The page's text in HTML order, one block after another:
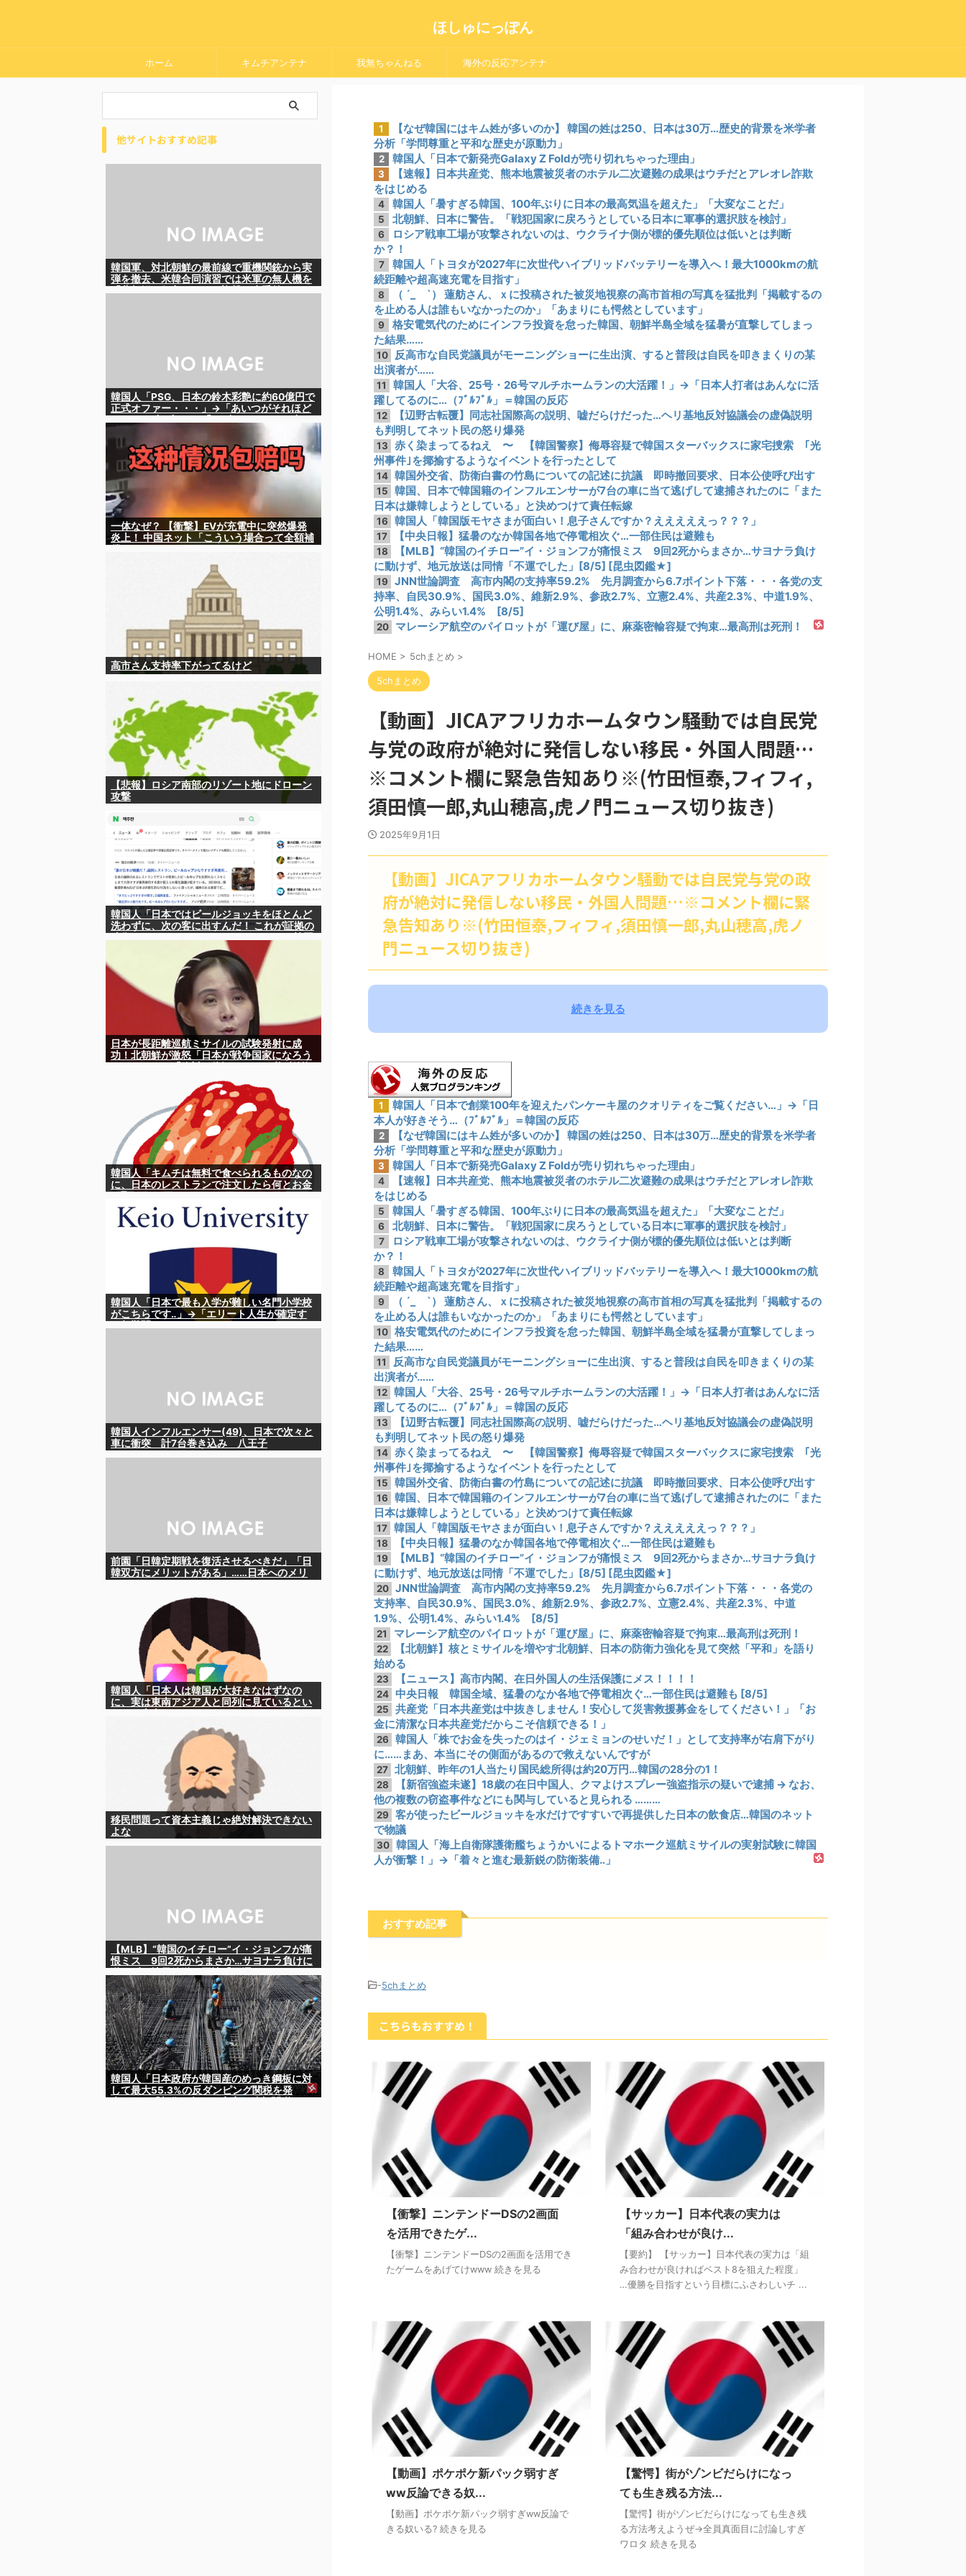
ほしゅにっぽん
ホーム キムチアンテナ 我無ちゃんねる 海外の反応アンテナ
1
【なぜ韓国にはキム姓が多いのか】 韓国の姓は250、日本は30万…歴史的背景を米学者
分析「学問尊重と平和な歴史が原動力」
2 韓国人「日本で新発売Galaxy Z Foldが売り切れちゃった理由」
3
【速報】日本共産党、熊本地震被災者のホテル二次避難の成果はウチだとアレオレ詐欺
をはじめる
4 韓国人「暑すぎる韓国、100年ぶりに日本の最高気温を超えた」「大変なことだ」
5 北朝鮮、日本に警告。「戦犯国家に戻ろうとしている日本に軍事的選択肢を検討」
6
ロシア戦車工場が攻撃されないのは、ウクライナ側が標的優先順位は低いとは判断
か？！
7
韓国人「トヨタが2027年に次世代ハイブリッドバッテリーを導入へ！最大1000kmの航
続距離や超高速充電を目指す」
8
（ ´_ゝ`） 蓮舫さん、ｘに投稿された被災地視察の高市首相の写真を猛批判「掲載するの
を止める人は誰もいなかったのか」「あまりにも愕然としています」
9
格安電気代のためにインフラ投資を怠った韓国、朝鮮半島全域を猛暑が直撃してしまっ
た結果……
10
反高市な自民党議員がモーニングショーに生出演、すると普段は自民を叩きまくりの某
出演者が……
11
韓国人「大谷、25号・26号マルチホームランの大活躍！」→「日本人打者はあんなに活
躍してるのに…（ﾌﾞﾙﾌﾞﾙ」＝韓国の反応
12
【辺野古転覆】同志社国際高の説明、嘘だらけだった…ヘリ基地反対協議会の虚偽説明
も判明してネット民の怒り爆発
13
赤く染まってるねえ 〜 【韓国警察】侮辱容疑で韓国スターバックスに家宅捜索 ｢光
州事件｣を揶揄するようなイベントを行ったとして
14 韓国外交省、防衛白書の竹島についての記述に抗議 即時撤回要求、日本公使呼び出す
15
韓国、日本で韓国籍のインフルエンサーが7台の車に当て逃げして逮捕されたのに「また
日本は嫌韓しようとしている」と決めつけて責任転嫁
16 韓国人「韓国版モヤさまが面白い！息子さんですか？えええええっ？？？」
17 【中央日報】猛暑のなか韓国各地で停電相次ぐ…一部住民は避難も
18
【MLB】“韓国のイチロー”イ・ジョンフが痛恨ミス 9回2死からまさか…サヨナラ負け
に動けず、地元放送は同情「不運でした」[8/5] [昆虫図鑑★]
19
JNN世論調査 高市内閣の支持率59.2% 先月調査から6.7ポイント下落・・・各党の支
持率、自民30.9%、国民3.0%、維新2.9%、参政2.7%、立憲2.4%、共産2.3%、中道1.9%、
公明1.4%、みらい1.4% [8/5]
20 マレーシア航空のパイロットが「運び屋」に、麻薬密輸容疑で拘束…最高刑は死刑！
HOME > 5chまとめ >
5chまとめ
【動画】JICAアフリカホームタウン騒動では自民党
与党の政府が絶対に発信しない移民・外国人問題…
※コメント欄に緊急告知あり※(竹田恒泰,フィフィ,
須田慎一郎,丸山穂高,虎ノ門ニュース切り抜き)
2025年9月1日
【動画】JICAアフリカホームタウン騒動では自民党与党の政
府が絶対に発信しない移民・外国人問題…※コメント欄に緊
急告知あり※(竹田恒泰,フィフィ,須田慎一郎,丸山穂高,虎ノ
門ニュース切り抜き)
続きを見る
1
韓国人「日本で創業100年を迎えたパンケーキ屋のクオリティをご覧ください…」→「日
本人が好きそう…（ﾌﾞﾙﾌﾞﾙ」＝韓国の反応
2
【なぜ韓国にはキム姓が多いのか】 韓国の姓は250、日本は30万…歴史的背景を米学者
分析「学問尊重と平和な歴史が原動力」
3 韓国人「日本で新発売Galaxy Z Foldが売り切れちゃった理由」
4
【速報】日本共産党、熊本地震被災者のホテル二次避難の成果はウチだとアレオレ詐欺
をはじめる
5 韓国人「暑すぎる韓国、100年ぶりに日本の最高気温を超えた」「大変なことだ」
6 北朝鮮、日本に警告。「戦犯国家に戻ろうとしている日本に軍事的選択肢を検討」
7
ロシア戦車工場が攻撃されないのは、ウクライナ側が標的優先順位は低いとは判断
か？！
8
韓国人「トヨタが2027年に次世代ハイブリッドバッテリーを導入へ！最大1000kmの航
続距離や超高速充電を目指す」
9
（ ´_ゝ`） 蓮舫さん、ｘに投稿された被災地視察の高市首相の写真を猛批判「掲載するの
を止める人は誰もいなかったのか」「あまりにも愕然としています」
10 格安電気代のためにインフラ投資を怠った韓国、朝鮮半島全域を猛暑が直撃してしまっ
た結果……
11
反高市な自民党議員がモーニングショーに生出演、すると普段は自民を叩きまくりの某
出演者が……
12 韓国人「大谷、25号・26号マルチホームランの大活躍！」→「日本人打者はあんなに活
躍してるのに…（ﾌﾞﾙﾌﾞﾙ」＝韓国の反応
13
【辺野古転覆】同志社国際高の説明、嘘だらけだった…ヘリ基地反対協議会の虚偽説明
も判明してネット民の怒り爆発
14 赤く染まってるねえ 〜 【韓国警察】侮辱容疑で韓国スターバックスに家宅捜索 ｢光
州事件｣を揶揄するようなイベントを行ったとして
15 韓国外交省、防衛白書の竹島についての記述に抗議 即時撤回要求、日本公使呼び出す
16
韓国、日本で韓国籍のインフルエンサーが7台の車に当て逃げして逮捕されたのに「また
日本は嫌韓しようとしている」と決めつけて責任転嫁
17 韓国人「韓国版モヤさまが面白い！息子さんですか？えええええっ？？？」
18 【中央日報】猛暑のなか韓国各地で停電相次ぐ…一部住民は避難も
19
【MLB】“韓国のイチロー”イ・ジョンフが痛恨ミス 9回2死からまさか…サヨナラ負け
に動けず、地元放送は同情「不運でした」[8/5] [昆虫図鑑★]
20 JNN世論調査 高市内閣の支持率59.2% 先月調査から6.7ポイント下落・・・各党の
支持率、自民30.9%、国民3.0%、維新2.9%、参政2.7%、立憲2.4%、共産2.3%、中道
1.9%、公明1.4%、みらい1.4% [8/5]
21 マレーシア航空のパイロットが「運び屋」に、麻薬密輸容疑で拘束…最高刑は死刑！
22
【北朝鮮】核とミサイルを増やす北朝鮮、日本の防衛力強化を見て突然「平和」を語り
始める
23 【ニュース】高市内閣、在日外国人の生活保護にメス！！！！
24 中央日報 韓国全域、猛暑のなか各地で停電相次ぐ…一部住民は避難も [8/5]
25
共産党「日本共産党は中抜きしません！安心して災害救援募金をしてください！」「お
金に清潔な日本共産党だからこそ信頼できる！」
26
韓国人「株でお金を失ったのはイ・ジェミョンのせいだ！」として支持率が右肩下がり
に……まあ、本当にその側面があるので救えないんですが
27 北朝鮮、昨年の1人当たり国民総所得は約20万円…韓国の28分の1！
28
【新宿強盗未遂】18歳の在日中国人、クマよけスプレー強盗指示の疑いで逮捕 → なお、
他の複数の窃盗事件などにも関与していると見られる ………
29
客が使ったビールジョッキを水だけですすいで再提供した日本の飲食店…韓国のネット
で物議
30 韓国人「海上自衛隊護衛艦ちょうかいによるトマホーク巡航ミサイルの実射試験に韓国
人が衝撃！」→「着々と進む最新鋭の防衛装備‥」
おすすめ記事
-5chまとめ
こちらもおすすめ！
【衝撃】ニンテンドーDSの2画面
を活用できたゲ...
【衝撃】ニンテンドーDSの2画面を活用でき
たゲームをあげてけwww 続きを見る
【サッカー】日本代表の実力は
「組み合わせが良け...
【要約】 【サッカー】日本代表の実力は「組
み合わせが良ければベスト8を狙えた程度」
…優勝を目指すという目標にふさわしいチ ...
【動画】ポケポケ新パック弱すぎ
ww反論できる奴...
【動画】ポケポケ新パック弱すぎww反論で
きる奴いる? 続きを見る
【驚愕】街がゾンビだらけになっ
ても生き残る方法...
【驚愕】街がゾンビだらけになっても生き残
る方法考えようぜ→全員真面目に討論しすぎ
ワロタ 続きを見る
他サイトおすすめ記事
韓国軍、対北朝鮮の最前線で重機関銃から実
弾を撤去、米韓合同演習では米軍の無人機を
韓国人「PSG、日本の鈴木彩艶に約60億円で
正式オファー・・・」→「あいつがそれほど
るとは思わないけど、それでもやっぱり羨ま
しいね」
一体なぜ？ 【衝撃】EVが充電中に突然爆発
炎上！ 中国ネット「こういう場合って全額補
高市さん支持率下がってるけど
【悲報】ロシア南部のリゾート地にドローン
攻撃
韓国人「日本ではビールジョッキをほとんど
洗わずに、次の客に出すんだ！ これが証拠の
には「アレ」がないんだ？
日本が長距離巡航ミサイルの試験発射に成
功！北朝鮮が激怒「日本が戦争国家になろう
韓国人「キムチは無料で食べられるものなの
に、日本のレストランで注文したら何とお金
韓国人「日本で最も入学が難しい名門小学校
がこちらです‥」→「エリート人生が確定す
韓国人インフルエンサー(49)、日本で次々と
車に衝突 計7台巻き込み 八王子
前園「日韓定期戦を復活させるべきだ」「日
韓双方にメリットがある」……日本へのメリ
韓国人「日本人は韓国が大好きなはずなの
に、実は東南アジア人と同列に見ているとい
移民問題って資本主義じゃ絶対解決できない
よな
【MLB】“韓国のイチロー”イ・ジョンフが痛
恨ミス 9回2死からまさか…サヨナラ負けに
韓国人「日本政府が韓国産のめっき鋼板に対
して最大55.3%の反ダンピング関税を発